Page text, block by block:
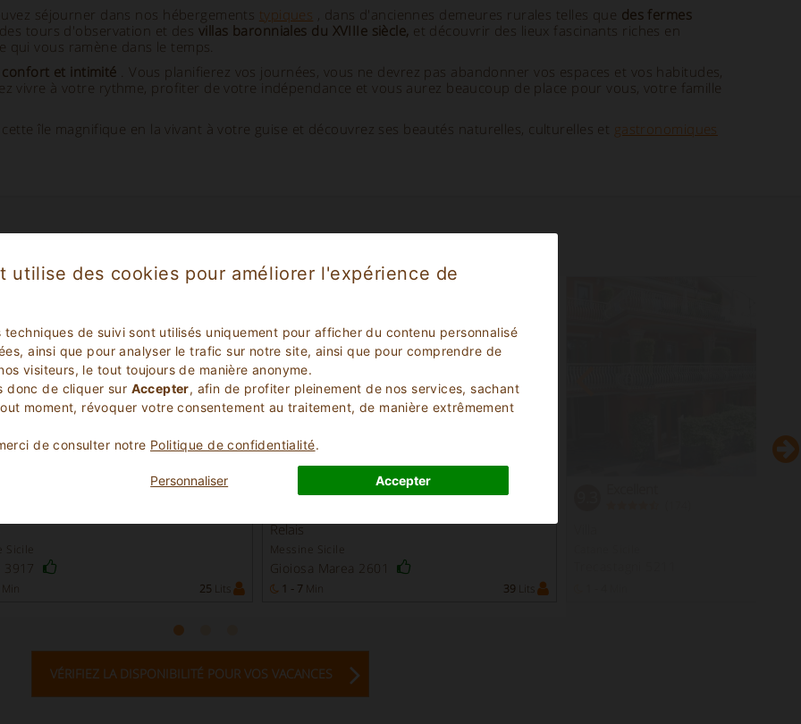
utilise des cookies pour améliorer l'expérience de
techniques de suivi sont utilisés uniquement pour afficher du contenu personnalisé
ainsi que pour analyser le trafic sur notre site, ainsi que pour comprendre de
visiteurs, le tout toujours de manière anonyme.
donc de cliquer sur Accepter, afin de profiter pleinement de nos services, sachant
moment, révoquer votre consentement au traitement, de manière extrêmement
de consulter notre Politique de confidentialité.
Personnaliser Accepter
séjourner dans nos hébergements typiques , dans d'anciennes demeures rurales telles que des fermes
tours d'observation et des villas baronniales du XVIIIe siècle, et découvrir des lieux fascinants riches en
qui vous ramène dans le temps.
et intimité . Vous planifierez vos journées, vous ne devrez pas abandonner vos espaces et vos habitudes,
vivre à votre rythme, profiter de votre indépendance et vous aurez beaucoup de place pour vous, votre famille
île magnifique en la vivant à votre guise et découvrez ses beautés naturelles, culturelles et gastronomiques
Sicile
3917
Min 25 Lits
Relais
Messine Sicile
Gioiosa Marea 2601
1 - 7 Min 39 Lits
VÉRIFIEZ LA DISPONIBILITÉ POUR VOS VACANCES